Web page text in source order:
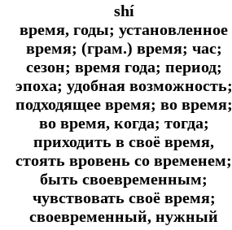
shí
время, годы; установленное
время; (грам.) время; час;
сезон; время года; период;
эпоха; удобная возможность;
подходящее время; во время;
во время, когда; тогда;
приходить в своё время,
стоять вровень со временем;
быть своевременным;
чувствовать своё время;
своевременный, нужный